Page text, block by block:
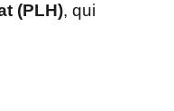
(PLH), qui